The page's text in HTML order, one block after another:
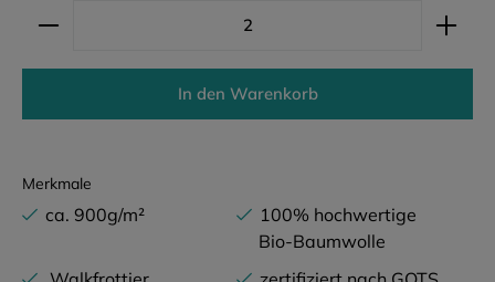
Produkt Anzahl: Gib den gewünschten Wert ein
In den Warenkorb
Merkmale
ca. 900g/m²
100% hochwertige
Bio-Baumwolle